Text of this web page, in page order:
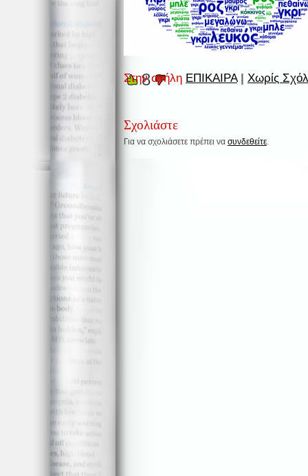
Στην στήλη ΕΠΙΚΑΙΡΑ | Χωρίς
8
Σχολιάστε
Για να σχολιάσετε πρέπει να συνδεθείτε